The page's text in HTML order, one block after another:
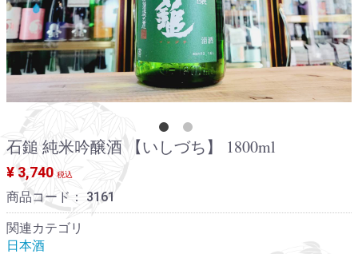
石鎚 純米吟醸酒 【いしづち】 1800ml
¥ 3,740 税込
商品コード： 3161
関連カテゴリ
日本酒